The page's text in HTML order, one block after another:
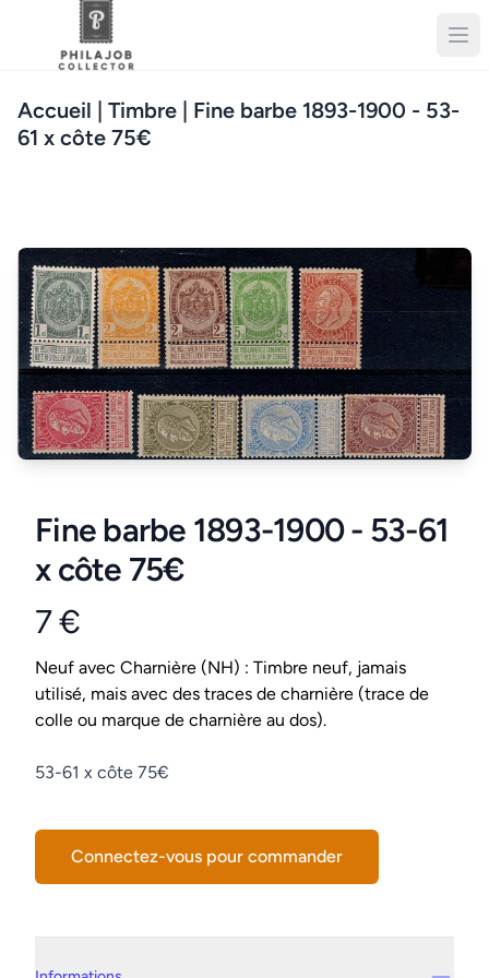
Accueil | Timbre | Fine barbe 1893-1900 - 53-
61 x côte 75€
Fine barbe 1893-1900 - 53-61
x côte 75€
Product information
7 €
Conditions
Neuf avec Charnière (NH) : Timbre neuf, jamais
utilisé, mais avec des traces de charnière (trace de
colle ou marque de charnière au dos).
Description
53-61 x côte 75€
Connectez-vous pour commander